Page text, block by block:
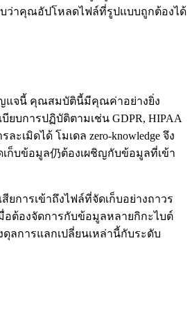
บว่าคุณอัปโหลดไฟล์ที่รูปแบบถูกต้องได้
ญแจนี้ คุณสมบัตินี้มีคุณค่าอย่างยิ่ง
บการปฏิบัติตามเช่น GDPR, HIPAA
มิดได้ โมเดล zero‑knowledge จึง
เก็บข้อมูล仍ต้องเผชิญกับข้อมูลที่เข้า
การเข้าถึงไฟล์ที่จัดเก็บอย่างถาวร
อต้องจัดการกับข้อมูลหลายกิกะไบต์
ลการแลกเปลี่ยนเหล่านี้กับระดับ